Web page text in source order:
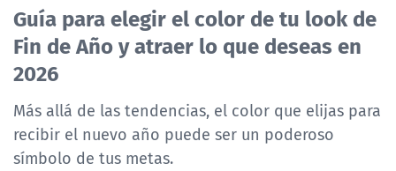
Guía para elegir el color de tu look de
Fin de Año y atraer lo que deseas en
2026
Más allá de las tendencias, el color que elijas para
recibir el nuevo año puede ser un poderoso
símbolo de tus metas.